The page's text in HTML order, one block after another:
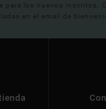
para los nuevos inscritos.
en el email de